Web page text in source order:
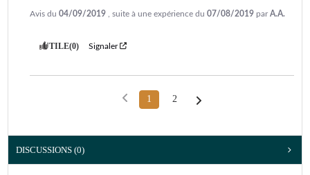
Avis du 04/09/2019 , suite à une expérience du 07/08/2019 parA.A.
UTILE(0) Signaler
1 2
DISCUSSIONS (0)